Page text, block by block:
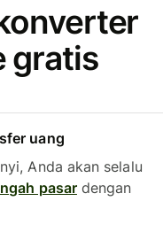
gratis
uang
Anda akan selalu
pasardengan